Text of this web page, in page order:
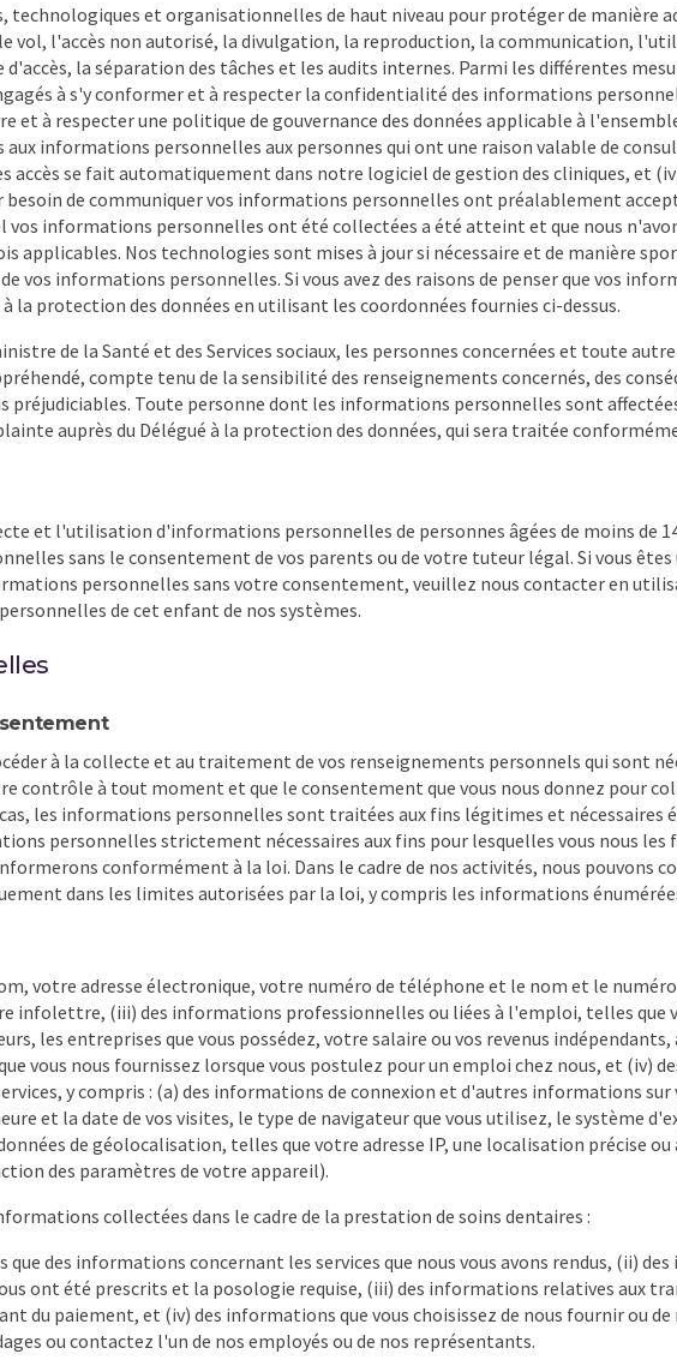
technologiques et organisationnelles de haut niveau pour protéger de manière
vol, l'accès non autorisé, la divulgation, la reproduction, la communication,
la séparation des tâches et les audits internes. Parmi les différentes
à s'y conformer et à respecter la confidentialité des informations
et à respecter une politique de gouvernance des données applicable à
informations personnelles aux personnes qui ont une raison valable de
se fait automatiquement dans notre logiciel de gestion des cliniques, et
besoin de communiquer vos informations personnelles ont préalablement
informations personnelles ont été collectées a été atteint et que nous
applicables. Nos technologies sont mises à jour si nécessaire et de manière
vos informations personnelles. Si vous avez des raisons de penser que vos
protection des données en utilisant les coordonnées fournies ci-dessus.
de la Santé et des Services sociaux, les personnes concernées et toute
compte tenu de la sensibilité des renseignements concernés, des
Toute personne dont les informations personnelles sont
auprès du Délégué à la protection des données, qui sera traitée
et l'utilisation d'informations personnelles de personnes âgées de moins de
sans le consentement de vos parents ou de votre tuteur légal. Si vous
personnelles sans votre consentement, veuillez nous contacter en
de cet enfant de nos systèmes.
à la collecte et au traitement de vos renseignements personnels qui sont
contrôle à tout moment et que le consentement que vous nous donnez pour
les informations personnelles sont traitées aux fins légitimes et nécessaires
personnelles strictement nécessaires aux fins pour lesquelles vous nous les
conformément à la loi. Dans le cadre de nos activités, nous pouvons
dans les limites autorisées par la loi, y compris les informations
votre adresse électronique, votre numéro de téléphone et le nom et le
infolettre, (iii) des informations professionnelles ou liées à l'emploi, telles que
les entreprises que vous possédez, votre salaire ou vos revenus
vous nous fournissez lorsque vous postulez pour un emploi chez nous, et (iv)
y compris : (a) des informations de connexion et d'autres informations
et la date de vos visites, le type de navigateur que vous utilisez, le système
de géolocalisation, telles que votre adresse IP, une localisation précise
des paramètres de votre appareil).
collectées dans le cadre de la prestation de soins dentaires :
des informations concernant les services que nous vous avons rendus, (ii)
ont été prescrits et la posologie requise, (iii) des informations relatives aux
du paiement, et (iv) des informations que vous choisissez de nous fournir ou
ou contactez l'un de nos employés ou de nos représentants.